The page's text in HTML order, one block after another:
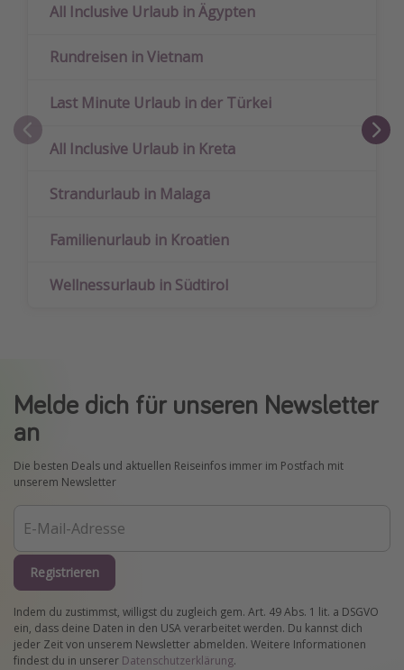
All Inclusive Urlaub in Ägypten
Rundreisen in Vietnam
Last Minute Urlaub in der Türkei
All Inclusive Urlaub in Kreta
Strandurlaub in Malaga
Familienurlaub in Kroatien
Wellnessurlaub in Südtirol
Melde dich für unseren Newsletter
an
Die besten Deals und aktuellen Reiseinfos immer im Postfach mit
unserem Newsletter
Registrieren
Indem du zustimmst, willigst du zugleich gem. Art. 49 Abs. 1 lit. a DSGVO
ein, dass deine Daten in den USA verarbeitet werden. Du kannst dich
jeder Zeit von unserem Newsletter abmelden. Weitere Informationen
findest du in unserer Datenschutzerklärung.